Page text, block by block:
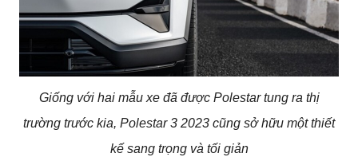
Giống với hai mẫu xe đã được Polestar tung ra thị
trường trước kia, Polestar 3 2023 cũng sở hữu một thiết
kế sang trọng và tối giản